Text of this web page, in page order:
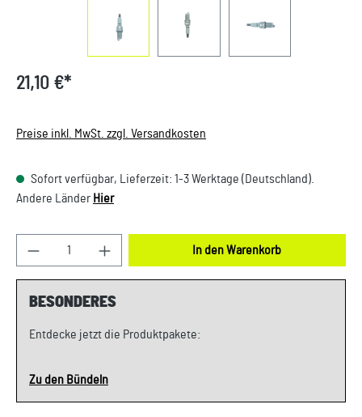
21,10 €*
Preise inkl. MwSt. zzgl. Versandkosten
Sofort verfügbar, Lieferzeit: 1-3 Werktage (Deutschland).
Andere Länder Hier
Produkt Anzahl: Gib den gewünschten Wert ein
In den Warenkorb
BESONDERES
Entdecke jetzt die Produktpakete:
Zu den Bündeln